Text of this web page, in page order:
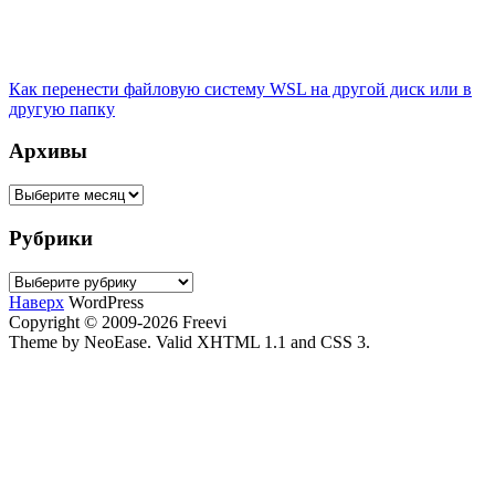
Как перенести файловую систему WSL на другой диск или в
другую папку
Архивы
Архивы
Рубрики
Рубрики
Наверх WordPress
Copyright © 2009-2026 Freevi
Theme by NeoEase. Valid XHTML 1.1 and CSS 3.